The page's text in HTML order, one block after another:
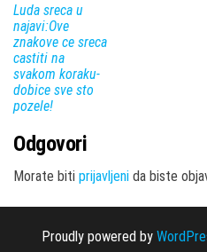
Luda sreca u
najavi:Ove
znakove ce sreca
castiti na
svakom koraku-
dobice sve sto
pozele!
Odgovori
Morate biti prijavljeni da biste
Proudly powered by